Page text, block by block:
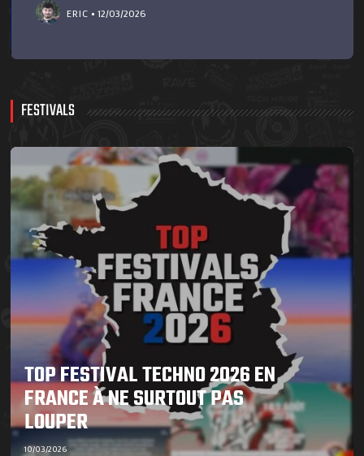
ERIC 12/03/2026
FESTIVALS
TOP FESTIVAL TECHNO 2026 EN
FRANCE À NE SURTOUT PAS
LOUPER
10/03/2026